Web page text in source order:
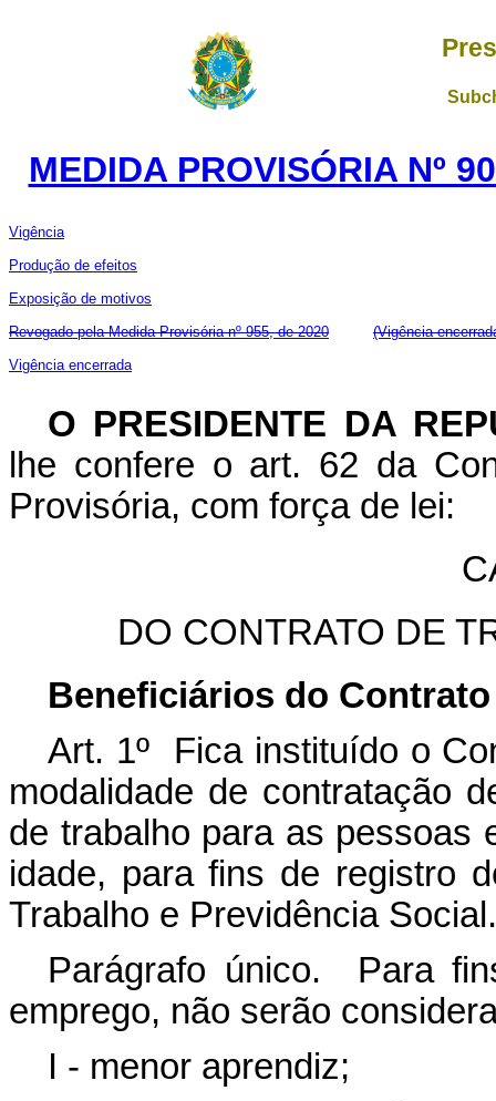
MEDIDA PROVISÓRIA Nº
Vigência
Produção de efeitos
Exposição de motivos
Revogado pela Medida Provisória nº 955, de 2020
(Vigência
Vigência encerrada
O PRESIDENTE DA
lhe confere o art. 62 da
Provisória, com força de lei:
DO CONTRATO DE
Beneficiários do
Art. 1º Fica instituído o
modalidade de contratação
de trabalho para as pessoas
idade, para fins de registro
Trabalho e Previdência Social.
Parágrafo único. Para
emprego, não serão
I - menor aprendiz;